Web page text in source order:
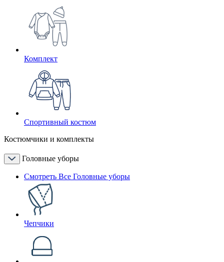
Комплект
Спортивный костюм
Костюмчики и комплекты
Головные уборы
Смотреть Все Головные уборы
Чепчики